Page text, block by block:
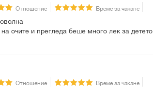
Отношение Време за чакане
очите и прегледа беше много лек за детето
Отношение Време за чакане